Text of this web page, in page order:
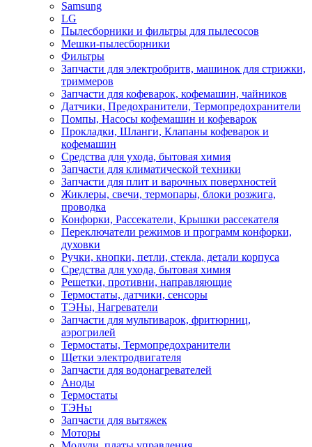
Samsung
LG
Пылесборники и фильтры для пылесосов
Мешки-пылесборники
Фильтры
Запчасти для электробритв, машинок для стрижки,
триммеров
Запчасти для кофеварок, кофемашин, чайников
Датчики, Предохранители, Термопредохранители
Помпы, Насосы кофемашин и кофеварок
Прокладки, Шланги, Клапаны кофеварок и
кофемашин
Средства для ухода, бытовая химия
Запчасти для климатической техники
Запчасти для плит и варочных поверхностей
Жиклеры, свечи, термопары, блоки розжига,
проводка
Конфорки, Рассекатели, Крышки рассекателя
Переключатели режимов и программ конфорки,
духовки
Ручки, кнопки, петли, стекла, детали корпуса
Средства для ухода, бытовая химия
Решетки, противни, направляющие
Термостаты, датчики, сенсоры
ТЭНы, Нагреватели
Запчасти для мультиварок, фритюрниц,
аэрогрилей
Термостаты, Термопредохранители
Щетки электродвигателя
Запчасти для водонагревателей
Аноды
Термостаты
ТЭНы
Запчасти для вытяжек
Моторы